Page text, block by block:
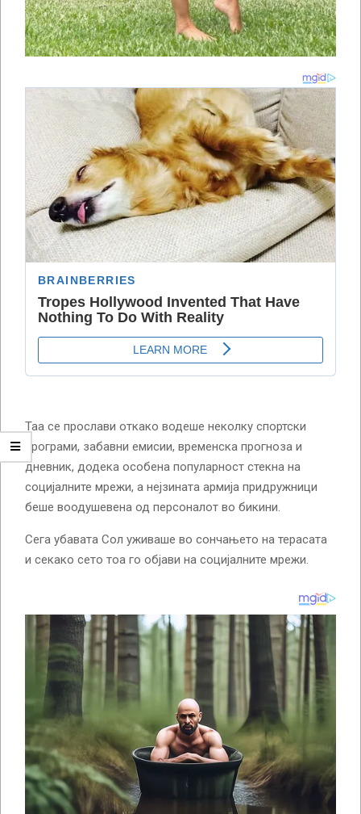
Таа се прослави откако водеше неколку спортски
програми, забавни емисии, временска прогноза и
дневник, додека особена популарност стекна на
социјалните мрежи, а нејзината армија придружници
беше воодушевена од персоналот во бикини.
Сега убавата Сол уживаше во сончањето на терасата
и секако сето тоа го објави на социјалните мрежи.